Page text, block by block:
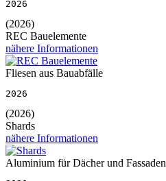
2026
(2026)
REC Bauelemente
nähere Informationen
Fliesen aus Bauabfälle
2026
(2026)
Shards
nähere Informationen
Aluminium für Dächer und Fassaden